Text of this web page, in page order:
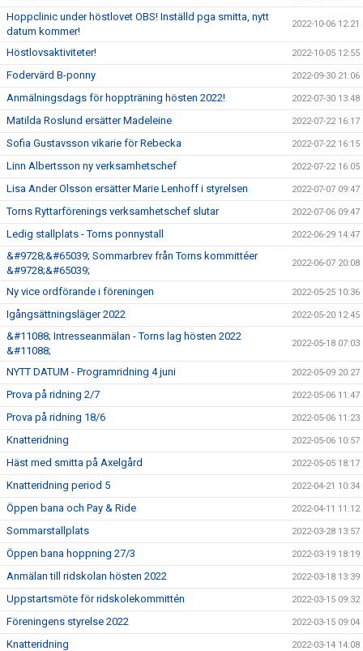
Hoppclinic under höstlovet OBS! Inställd pga smitta, nytt
datum kommer!
2022-10-06 12:21
Höstlovsaktiviteter! 2022-10-05 12:55
Fodervärd B-ponny 2022-09-30 21:06
Anmälningsdags för hoppträning hösten 2022! 2022-07-30 13:48
Matilda Roslund ersätter Madeleine 2022-07-22 16:17
Sofia Gustavsson vikarie för Rebecka 2022-07-22 16:15
Linn Albertsson ny verksamhetschef 2022-07-22 16:05
Lisa Ander Olsson ersätter Marie Lenhoff i styrelsen 2022-07-07 09:47
Torns Ryttarförenings verksamhetschef slutar 2022-07-06 09:47
Ledig stallplats - Torns ponnystall 2022-06-29 14:47
&#9728;&#65039; Sommarbrev från Torns kommittéer
&#9728;&#65039;
2022-06-07 20:08
Ny vice ordförande i föreningen 2022-05-25 10:36
Igångsättningsläger 2022 2022-05-20 12:45
&#11088; Intresseanmälan - Torns lag hösten 2022
&#11088;
2022-05-18 07:03
NYTT DATUM - Programridning 4 juni 2022-05-09 20:27
Prova på ridning 2/7 2022-05-06 11:47
Prova på ridning 18/6 2022-05-06 11:23
Knatteridning 2022-05-06 10:57
Häst med smitta på Axelgård 2022-05-05 18:17
Knatteridning period 5 2022-04-21 10:34
Öppen bana och Pay & Ride 2022-04-11 11:12
Sommarstallplats 2022-03-28 13:57
Öppen bana hoppning 27/3 2022-03-19 18:19
Anmälan till ridskolan hösten 2022 2022-03-18 13:39
Uppstartsmöte för ridskolekommittén 2022-03-15 09:32
Föreningens styrelse 2022 2022-03-15 09:04
Knatteridning 2022-03-14 14:08